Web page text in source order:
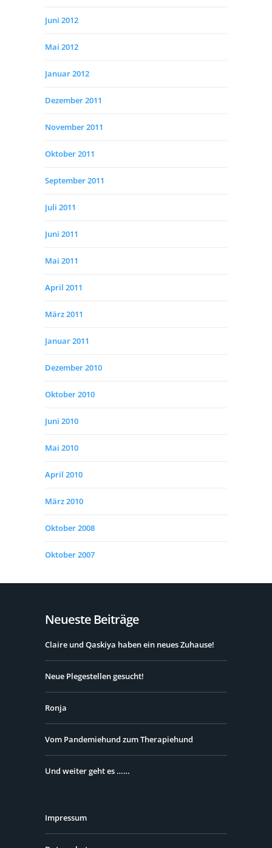
Juni 2012
Mai 2012
Januar 2012
Dezember 2011
November 2011
Oktober 2011
September 2011
Juli 2011
Juni 2011
Mai 2011
April 2011
März 2011
Januar 2011
Dezember 2010
Oktober 2010
Juni 2010
Mai 2010
April 2010
März 2010
Oktober 2008
Oktober 2007
Neueste Beiträge
Claire und Qaskiya haben ein neues Zuhause!
Neue Plegestellen gesucht!
Ronja
Vom Pandemiehund zum Therapiehund
Und weiter geht es ……
Impressum